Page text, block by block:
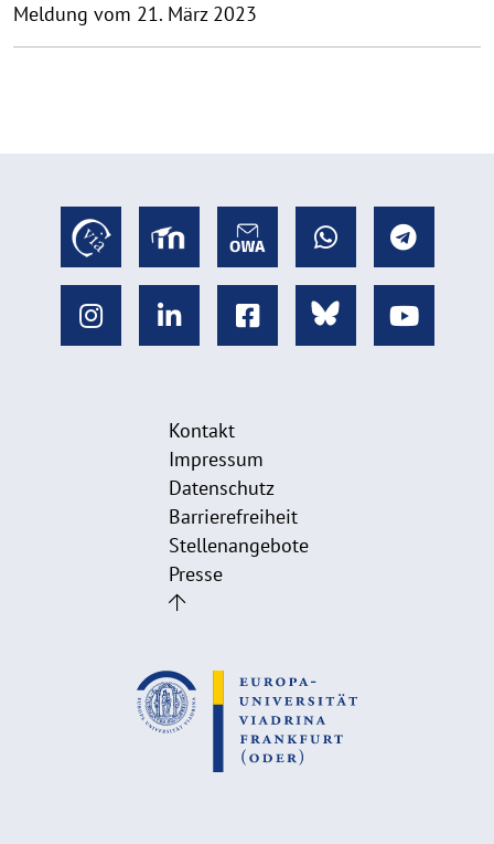
Meldung vom 21. März 2023
Kontakt
Impressum
Datenschutz
Barrierefreiheit
Stellenangebote
Presse